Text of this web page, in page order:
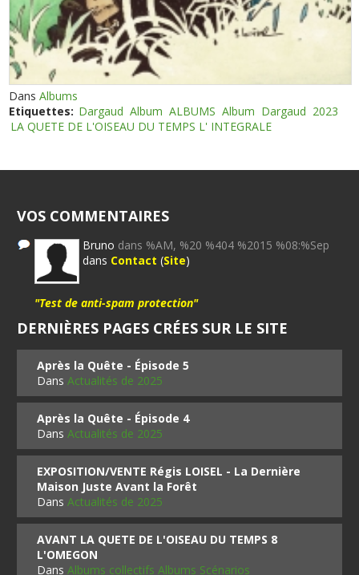
DansAlbums
Etiquettes: Dargaud Album ALBUMS Album Dargaud 2023
LA QUETE DE L'OISEAU DU TEMPS L' INTEGRALE
VOS COMMENTAIRES
Bruno dans %AM, %20 %404 %2015 %08:%Sep
dans Contact (Site)
"Test de anti-spam protection"
DERNIÈRES PAGES CRÉES SUR LE SITE
Après la Quête - Épisode 5
DansActualités de 2025
Après la Quête - Épisode 4
DansActualités de 2025
EXPOSITION/VENTE Régis LOISEL - La Dernière
Maison Juste Avant la Forêt
DansActualités de 2025
AVANT LA QUETE DE L'OISEAU DU TEMPS 8
L'OMEGON
DansAlbums collectifs Albums Scénarios